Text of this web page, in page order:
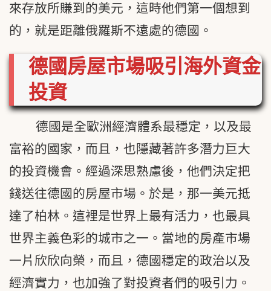
來存放所賺到的美元，這時他們第一個想到
的，就是距離俄羅斯不遠處的德國。
德國房屋市場吸引海外資金
投資
德國是全歐洲經濟體系最穩定，以及最
富裕的國家，而且，也隱藏著許多潛力巨大
的投資機會。經過深思熟慮後，他們決定把
錢送往德國的房屋市場。於是，那一美元抵
達了柏林。這裡是世界上最有活力，也最具
世界主義色彩的城市之一。當地的房產市場
一片欣欣向榮，而且，德國穩定的政治以及
經濟實力，也加強了對投資者們的吸引力。